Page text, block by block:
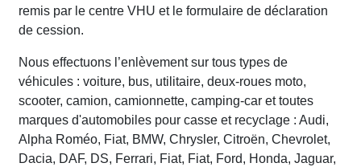
remis par le centre VHU et le formulaire de déclaration
de cession.
Nous effectuons l’enlèvement sur tous types de
véhicules : voiture, bus, utilitaire, deux-roues moto,
scooter, camion, camionnette, camping-car et toutes
marques d'automobiles pour casse et recyclage : Audi,
Alpha Roméo, Fiat, BMW, Chrysler, Citroën, Chevrolet,
Dacia, DAF, DS, Ferrari, Fiat, Fiat, Ford, Honda, Jaguar,